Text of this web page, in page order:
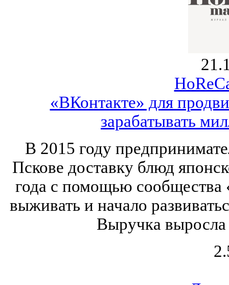
«ВКонтакте» для
зарабатывать
В 2015 году
Пскове доставку блюд
года с помощью сообщества
выживать и начало
Выручка выросла